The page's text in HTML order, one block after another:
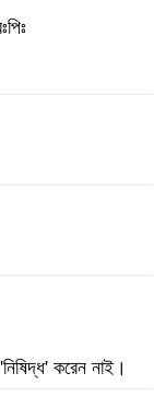
করেন নাই।